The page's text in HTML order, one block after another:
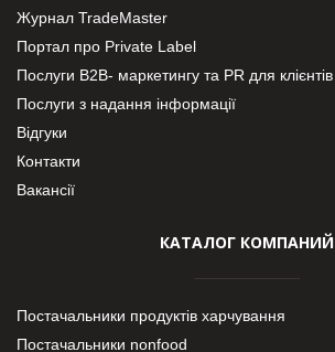
Журнал TradeMaster
Портал про Private Label
Послуги В2В- маркетингу та PR для клієнтів
Послуги з надання інформації
Відгуки
Контакти
Вакансії
КАТАЛОГ КОМПАНИЙ
Постачальники продуктів харчування
Постачальники nonfood